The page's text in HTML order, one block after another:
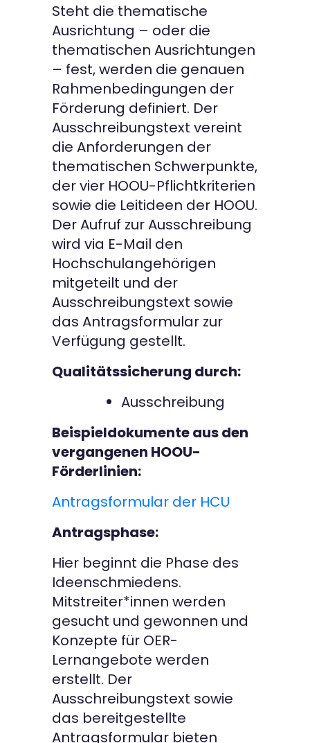
Steht die thematische
Ausrichtung – oder die
thematischen Ausrichtungen
– fest, werden die genauen
Rahmenbedingungen der
Förderung definiert. Der
Ausschreibungstext vereint
die Anforderungen der
thematischen Schwerpunkte,
der vier HOOU-Pflichtkriterien
sowie die Leitideen der HOOU.
Der Aufruf zur Ausschreibung
wird via E-Mail den
Hochschulangehörigen
mitgeteilt und der
Ausschreibungstext sowie
das Antragsformular zur
Verfügung gestellt.
Qualitätssicherung durch:
Ausschreibung
Beispieldokumente aus den
vergangenen HOOU-
Förderlinien:
Antragsformular der HCU
Antragsphase:
Hier beginnt die Phase des
Ideenschmiedens.
Mitstreiter*innen werden
gesucht und gewonnen und
Konzepte für OER-
Lernangebote werden
erstellt. Der
Ausschreibungstext sowie
das bereitgestellte
Antragsformular bieten